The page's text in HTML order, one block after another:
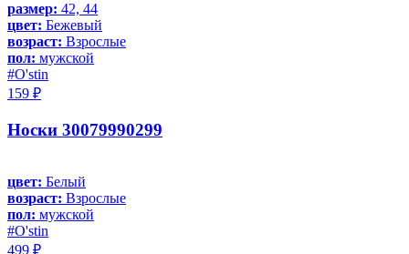
размер: 42, 44
цвет: Бежевый
возраст: Взрослые
пол: мужской
#O'stin
159 ₽
Носки 30079990299
цвет: Белый
возраст: Взрослые
пол: мужской
#O'stin
499 ₽